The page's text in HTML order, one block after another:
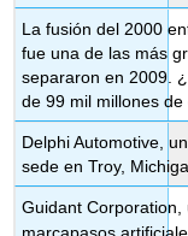
La fusión del 2000
fue una de las más
separaron en 2009.
de 99 mil millones de
Delphi Automotive,
sede en Troy,
Guidant Corporation,